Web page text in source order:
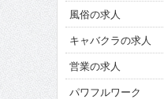
風俗の求人
キャバクラの求人
営業の求人
パワフルワーク